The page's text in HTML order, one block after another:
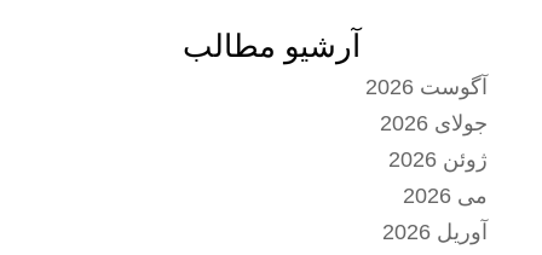
آرشیو مطالب
آگوست 2026
جولای 2026
ژوئن 2026
می 2026
آوریل 2026